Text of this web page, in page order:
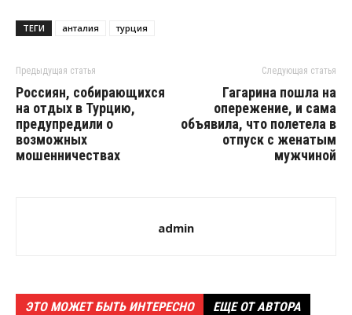
ТЕГИ анталия турция
Предыдущая статья
Россиян, собирающихся
на отдых в Турцию,
предупредили о
возможных
мошенничествах
Следующая статья
Гагарина пошла на
опережение, и сама
объявила, что полетела в
отпуск с женатым
мужчиной
admin
ЭТО МОЖЕТ БЫТЬ ИНТЕРЕСНО ЕЩЕ ОТ АВТОРА